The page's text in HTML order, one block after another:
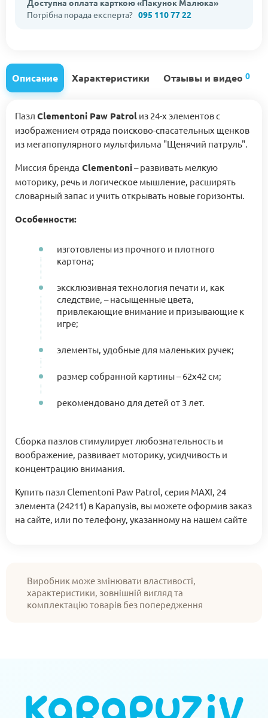
Доступна оплата карткою «Пакунок Малюка»
Потрібна порада експерта? 095 110 77 22
Описание Характеристики Отзывы и видео 0
Пазл Clementoni Paw Patrol из 24-х элементов с
изображением отряда поисково-спасательных щенков
из мегапопулярного мультфильма "Щенячий патруль".
Миссия бренда Clementoni– развивать мелкую
моторику, речь и логическое мышление, расширять
словарный запас и учить открывать новые горизонты.
Особенности:
изготовлены из прочного и плотного
картона;
эксклюзивная технология печати и, как
следствие, – насыщенные цвета,
привлекающие внимание и призывающие к
игре;
элементы, удобные для маленьких ручек;
размер собранной картины – 62х42 см;
рекомендовано для детей от 3 лет.
Сборка пазлов стимулирует любознательность и
воображение, развивает моторику, усидчивость и
концентрацию внимания.
Купить пазл Clementoni Paw Patrol, серия MAXI, 24
элемента (24211) в Карапузів, вы можете оформив заказ
на сайте, или по телефону, указанному на нашем сайте
Виробник може змінювати властивості,
характеристики, зовнішній вигляд та
комплектацію товарів без попередження